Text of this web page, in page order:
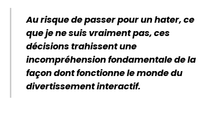
Au risque de passer pour un hater, ce
que je ne suis vraiment pas, ces
décisions trahissent une
incompréhension fondamentale de la
façon dont fonctionne le monde du
divertissement interactif.